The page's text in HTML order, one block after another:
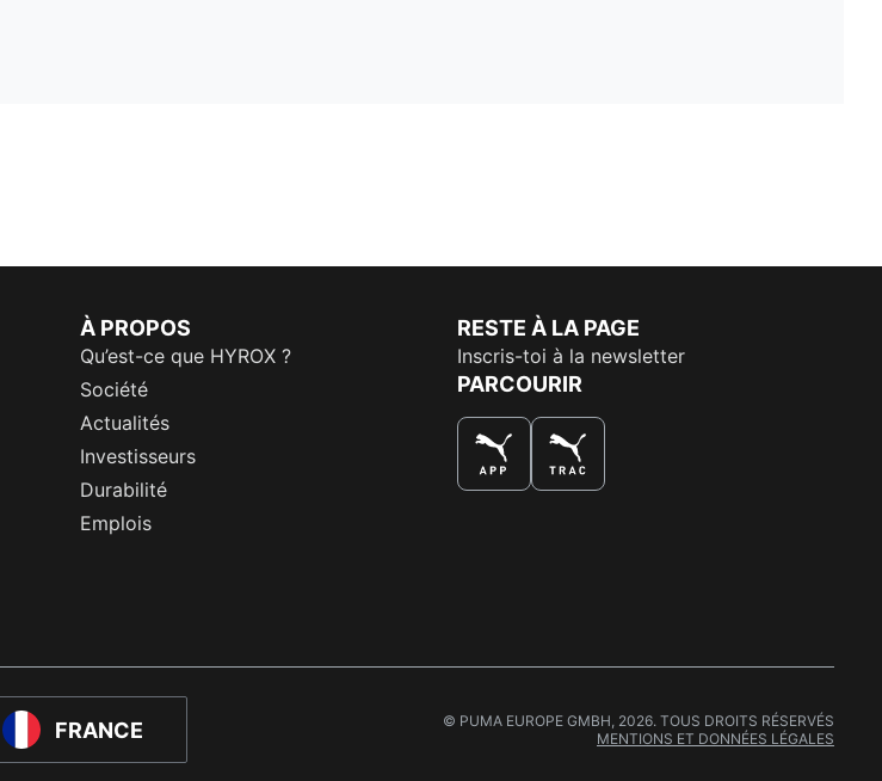
À PROPOS
Qu’est-ce que HYROX ?
Société
Actualités
Investisseurs
Durabilité
Emplois
RESTE À LA PAGE
Inscris-toi à la newsletter
PARCOURIR
FRANCE
© PUMA EUROPE GMBH, 2026. TOUS DROITS RÉSERVÉS
MENTIONS ET DONNÉES LÉGALES